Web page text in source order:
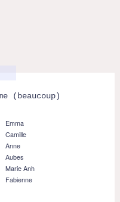
(beaucoup)
Emma
Camille
Anne
Aubes
Marie Anh
Fabienne